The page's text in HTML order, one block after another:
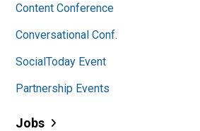
Content Conference
Conversational Conf.
SocialToday Event
Partnership Events
Jobs